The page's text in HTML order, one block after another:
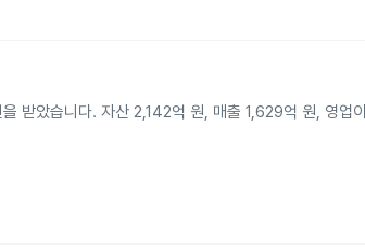
받았습니다. 자산 2,142억 원, 매출 1,629억 원, 영업